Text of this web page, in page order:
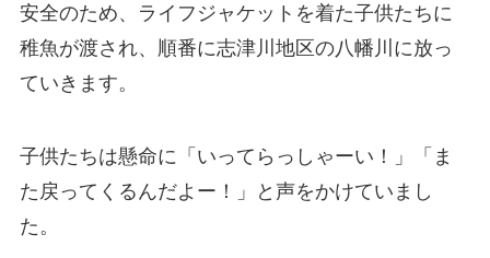
安全のため、ライフジャケットを着た子供たちに
稚魚が渡され、順番に志津川地区の八幡川に放っ
ていきます。
子供たちは懸命に「いってらっしゃーい！」「ま
た戻ってくるんだよー！」と声をかけていまし
た。